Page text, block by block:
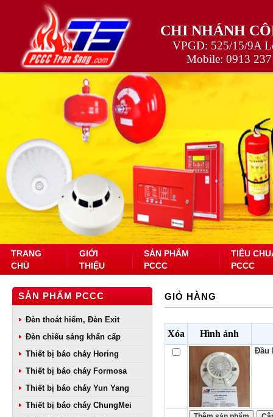
CHI NHÁNH
VPGD: 525/15/9A
Mobile: 0913
TRANG
CHỦ
GIỚI
THIỆU
SẢN PHẨM
PCCC
TIÊU
PCCC
SẢN PHẨM PCCC
Đèn thoát hiểm, Đèn Exit
Đèn chiếu sáng khẩn cấp
Thiết bị báo cháy Horing
Thiết bị báo cháy Formosa
Thiết bị báo cháy Yun Yang
Thiết bị báo cháy ChungMei
GIỎ HÀNG
Xóa Hình ảnh
Đầu